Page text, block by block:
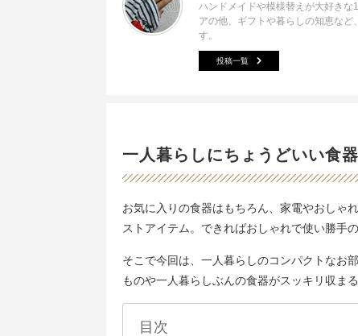
ハンドメイドや模様替えが大好きな
アの他、ギフトや暮らしの知恵な
す。
投稿一覧
一人暮らしにちょうどいい食
お気に入りの食器はもちろん、家電やおしゃ
ストアイテム。できればおしゃれで使い勝手
そこで今回は、一人暮らしのコンパクトなお
ものや一人暮らしぶんの食器がスッキリ収ま
目次